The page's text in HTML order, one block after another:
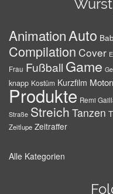
AnimationAuto
Compilation Cover
Frau Fußball Game
knapp Kostüm Kurzfilm
Produkte Remi
Straße Streich Tanzen
Zeitlupe Zeitraffer
Alle Kategorien